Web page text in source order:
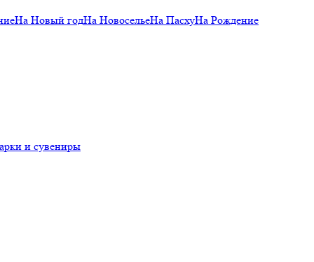
На Новый годНа НовосельеНа ПасхуНа Рождение
и сувениры